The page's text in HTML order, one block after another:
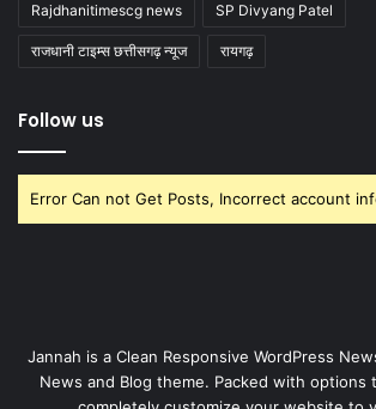
Rajdhanitimescg news SP Divyang Patel
राजधानी टाइम्स छत्तीसगढ़ न्यूज रायगढ़
Follow us
Error Can not Get Posts, Incorrect account
Jannah is a Clean Responsive WordPress
News and Blog theme. Packed with options